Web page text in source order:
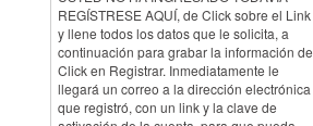
REGÍSTRESE AQUÍ, de Click sobre el Link
y llene todos los datos que le solicita, a
continuación para grabar la información de
Click en Registrar. Inmediatamente le
llegará un correo a la dirección electrónica
que registró, con un link y la clave de